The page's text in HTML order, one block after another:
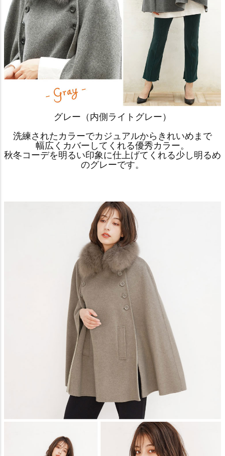
グレー（内側ライトグレー）
洗練されたカラーでカジュアルからきれいめまで
幅広くカバーしてくれる優秀カラー。
秋冬コーデを明るい印象に仕上げてくれる少し明るめ
のグレーです。